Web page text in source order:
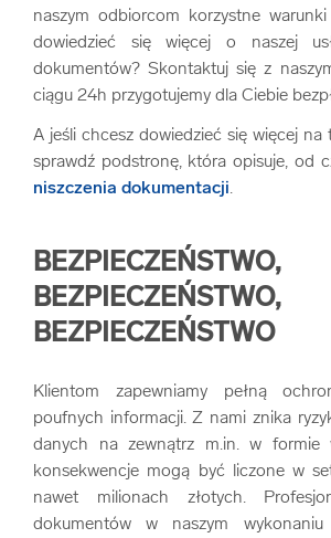
naszym odbiorcom korzystne
dowiedzieć się więcej o naszej
dokumentów? Skontaktuj się z
ciągu 24h przygotujemy dla Ciebie
A jeśli chcesz dowiedzieć się więcej na
sprawdź podstronę, która opisuje, od
niszczenia dokumentacji.
BEZPIECZEŃSTWO,
BEZPIECZEŃSTWO,
BEZPIECZEŃSTWO
Klientom zapewniamy pełną
poufnych informacji. Z nami znika
danych na zewnątrz m.in. w formie
konsekwencje mogą być liczone w
nawet milionach złotych.
dokumentów w naszym